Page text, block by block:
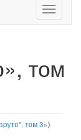
Toggle
том
том 3»)